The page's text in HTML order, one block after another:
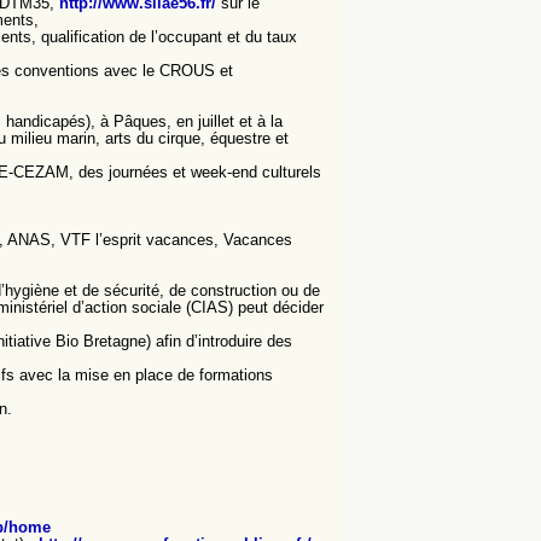
qualification de l’occupant et du taux
conventions avec le CROUS et
à Pâques, en juillet et à la
milieu marin, arts du cirque, équestre et
CEZAM, des journées et week-end culturels
VTF l’esprit vacances, Vacances
et de sécurité, de construction ou de
d’action sociale (CIAS) peut décider
Bio Bretagne) afin d’introduire des
avec la mise en place de formations
home